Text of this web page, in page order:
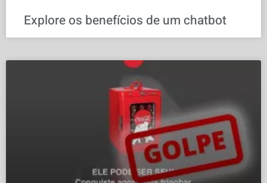
Explore os benefícios de um chatbot